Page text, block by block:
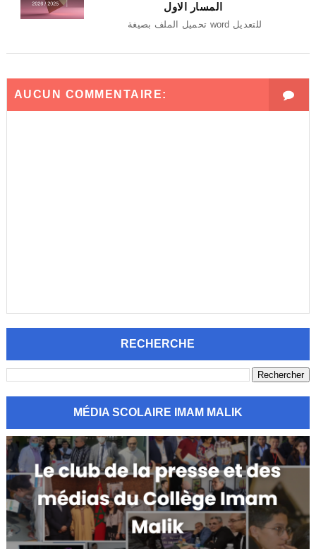
المسار الاول
تحميل الملف بصيغة word للتعديل
AUCUN COMMENTAIRE:
RECHERCHE
MÉDIA SCOLAIRE IMAM MALIK